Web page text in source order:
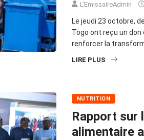
L'EmissaireAdmin
Le jeudi 23 octobre,
Togo ont reçu un
renforcer la
LIRE PLUS
NUTRITION
Rapport sur
alimentaire